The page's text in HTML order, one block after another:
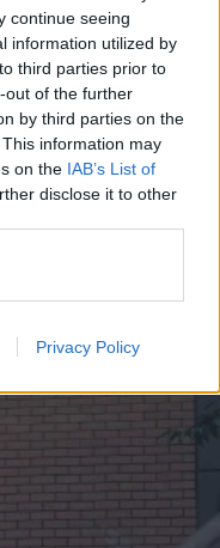
continue seeing
information utilized by
third parties prior to
out of the further
by third parties on the
information may
on the IAB’s List of
disclose it to other
Privacy Policy
Ιουνίου